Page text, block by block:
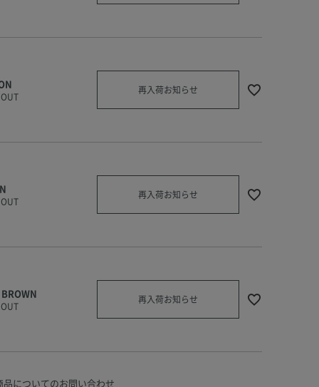
再入荷お知らせ
再入荷お知らせ
再入荷お知らせ
品についてのお問い合わせ